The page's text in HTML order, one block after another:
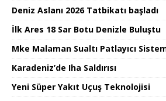
Deniz Aslanı 2026 Tatbikatı başladı
İlk Ares 18 Sar Botu Denizle Buluştu
Mke Malaman Sualtı Patlayıcı
Karadeniz’de Iha Saldırısı
Yeni Süper Yakıt Uçuş Teknolojisi